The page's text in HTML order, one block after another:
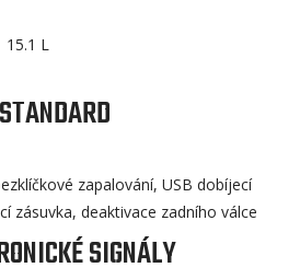
15.1 L
STANDARD
zapalování, USB dobíjecí
zásuvka, deaktivace zadního válce
SIGNÁLY